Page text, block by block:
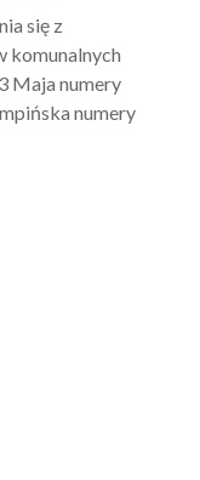
się z
komunalnych
Maja numery
numery